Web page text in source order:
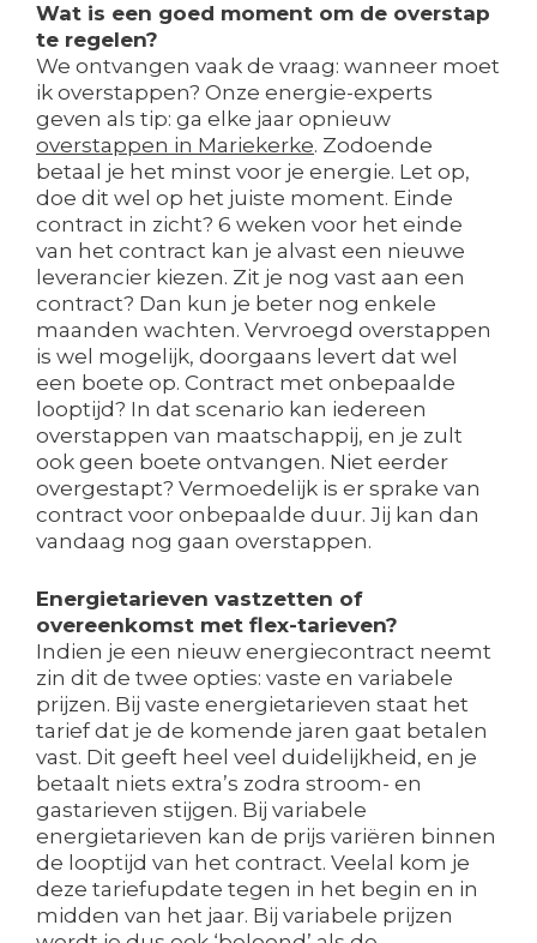
Wat is een goed moment om de overstap
te regelen?
We ontvangen vaak de vraag: wanneer moet
ik overstappen? Onze energie-experts
geven als tip: ga elke jaar opnieuw
overstappen in Mariekerke. Zodoende
betaal je het minst voor je energie. Let op,
doe dit wel op het juiste moment. Einde
contract in zicht? 6 weken voor het einde
van het contract kan je alvast een nieuwe
leverancier kiezen. Zit je nog vast aan een
contract? Dan kun je beter nog enkele
maanden wachten. Vervroegd overstappen
is wel mogelijk, doorgaans levert dat wel
een boete op. Contract met onbepaalde
looptijd? In dat scenario kan iedereen
overstappen van maatschappij, en je zult
ook geen boete ontvangen. Niet eerder
overgestapt? Vermoedelijk is er sprake van
contract voor onbepaalde duur. Jij kan dan
vandaag nog gaan overstappen.
Energietarieven vastzetten of
overeenkomst met flex-tarieven?
Indien je een nieuw energiecontract neemt
zin dit de twee opties: vaste en variabele
prijzen. Bij vaste energietarieven staat het
tarief dat je de komende jaren gaat betalen
vast. Dit geeft heel veel duidelijkheid, en je
betaalt niets extra’s zodra stroom- en
gastarieven stijgen. Bij variabele
energietarieven kan de prijs variëren binnen
de looptijd van het contract. Veelal kom je
deze tariefupdate tegen in het begin en in
midden van het jaar. Bij variabele prijzen